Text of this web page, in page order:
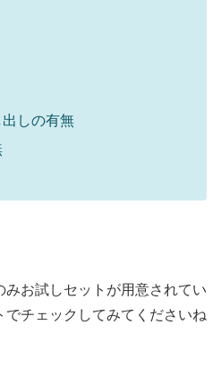
しの有無
みお試しセットが用意されてい
でチェックしてみてくださいね